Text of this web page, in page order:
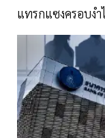
แทรกแซงครอบงำ